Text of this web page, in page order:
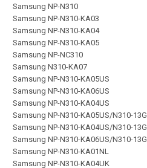
Samsung NP-N310
Samsung NP-N310-KA03
Samsung NP-N310-KA04
Samsung NP-N310-KA05
Samsung NP-NC310
Samsung N310-KA07
Samsung NP-N310-KA05US
Samsung NP-N310-KA06US
Samsung NP-N310-KA04US
Samsung NP-N310-KA05US/N310-
Samsung NP-N310-KA04US/N310-
Samsung NP-N310-KA06US/N310-
Samsung NP-N310-KA01NL
Samsung NP-N310-KA04UK